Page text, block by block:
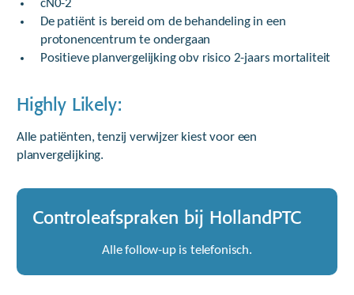
cN0-2
De patiënt is bereid om de behandeling in een
protonencentrum te ondergaan
Positieve planvergelijking obv risico 2-jaars mortaliteit
Highly Likely:
Alle patiënten, tenzij verwijzer kiest voor een
planvergelijking.
Controleafspraken bij HollandPTC
Alle follow-up is telefonisch.